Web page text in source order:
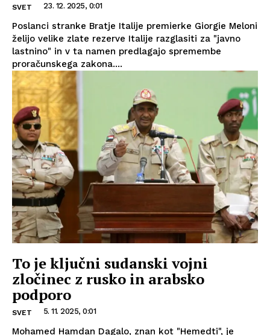
SVET 23. 12. 2025, 0:01
Poslanci stranke Bratje Italije premierke Giorgie Meloni
želijo velike zlate rezerve Italije razglasiti za "javno
lastnino" in v ta namen predlagajo spremembe
proračunskega zakona....
To je ključni sudanski vojni
zločinec z rusko in arabsko
podporo
SVET 5. 11. 2025, 0:01
Mohamed Hamdan Dagalo, znan kot "Hemedti", je